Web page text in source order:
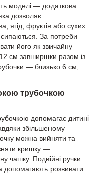
моделі — додаткова
дозволяє
ягід, фруктів або сухих
За потреби
його як звичайну
см завширшки разом із
— близько 6 см,
трубочкою
допомагає дитині
збільшеному
можна вийняти та
кришку —
чашку. Подвійні ручки
допомагають розвивати